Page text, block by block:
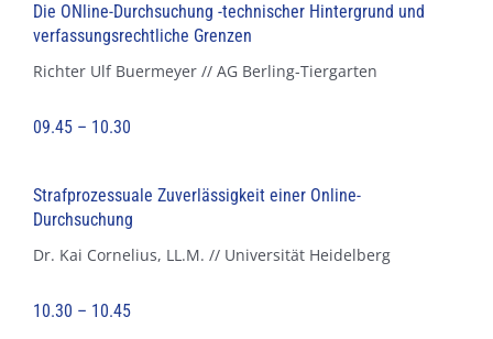
Die ONline-Durchsuchung -technischer Hintergrund und
verfassungsrechtliche Grenzen
Richter Ulf Buermeyer // AG Berling-Tiergarten
09.45 – 10.30
Strafprozessuale Zuverlässigkeit einer Online-
Durchsuchung
Dr. Kai Cornelius, LL.M. // Universität Heidelberg
10.30 – 10.45